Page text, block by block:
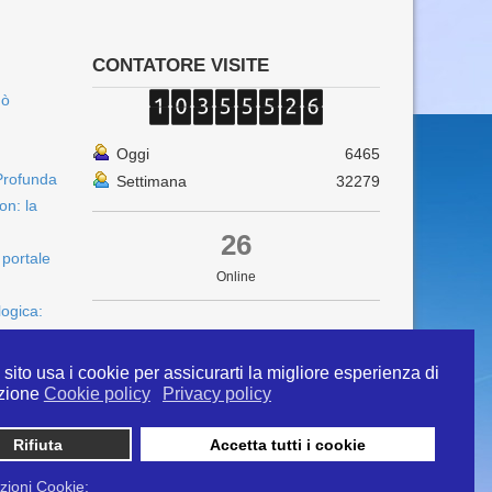
sito usa i cookie per assicurarti la migliore esperienza di
Cookie policy Privacy policy
Rifiuta Accetta tutti i cookie
Cookie:
la
CONTATORE VISITE
Oggi
6465
Settimana
32279
26
Online
info@ipertermiaitalia.it tel. 331/9584817 . Il